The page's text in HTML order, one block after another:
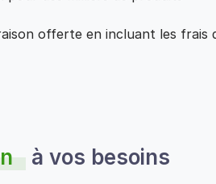
offerte en incluant les
à vos besoins